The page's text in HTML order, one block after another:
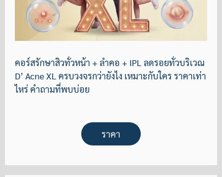
คอร์สรักษาสิวทั่วหน้า + ลำคอ + IPL ลดรอยทั่วบริเวณ
D’ Acne XL ครบวงจรกว่ายังไง เหมาะกับใคร ราคาเท่า
ไหร่ คำถามที่พบบ่อย
ราคา